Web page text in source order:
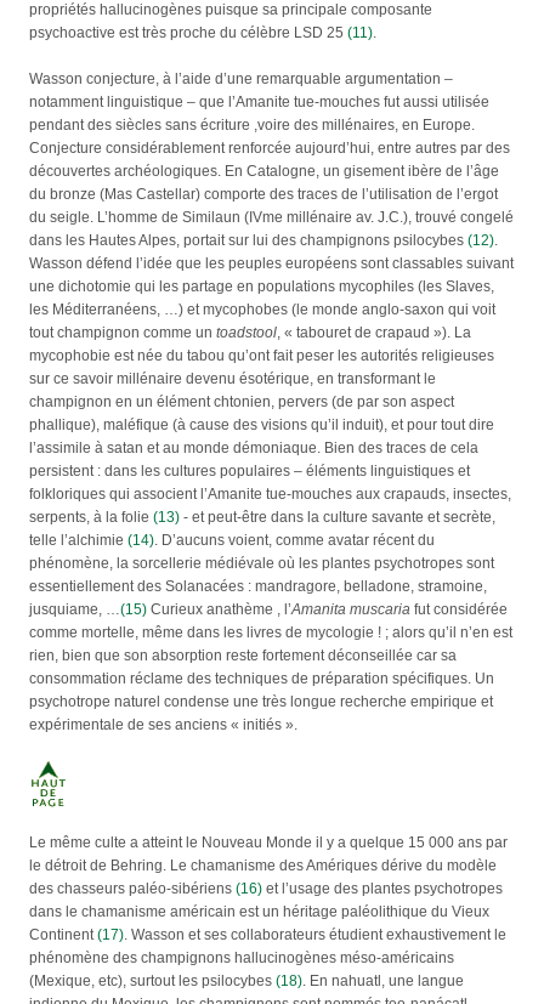
propriétés hallucinogènes puisque sa principale composante
psychoactive est très proche du célèbre LSD 25 (11).
Wasson conjecture, à l’aide d’une remarquable argumentation –
notamment linguistique – que l’Amanite tue-mouches fut aussi utilisée
pendant des siècles sans écriture ,voire des millénaires, en Europe.
Conjecture considérablement renforcée aujourd’hui, entre autres par des
découvertes archéologiques. En Catalogne, un gisement ibère de l’âge
du bronze (Mas Castellar) comporte des traces de l’utilisation de l’ergot
du seigle. L’homme de Similaun (IVme millénaire av. J.C.), trouvé congelé
dans les Hautes Alpes, portait sur lui des champignons psilocybes (12).
Wasson défend l’idée que les peuples européens sont classables suivant
une dichotomie qui les partage en populations mycophiles (les Slaves,
les Méditerranéens, …) et mycophobes (le monde anglo-saxon qui voit
tout champignon comme un toadstool, « tabouret de crapaud »). La
mycophobie est née du tabou qu’ont fait peser les autorités religieuses
sur ce savoir millénaire devenu ésotérique, en transformant le
champignon en un élément chtonien, pervers (de par son aspect
phallique), maléfique (à cause des visions qu’il induit), et pour tout dire
l’assimile à satan et au monde démoniaque. Bien des traces de cela
persistent : dans les cultures populaires – éléments linguistiques et
folkloriques qui associent l’Amanite tue-mouches aux crapauds, insectes,
serpents, à la folie (13) - et peut-être dans la culture savante et secrète,
telle l’alchimie (14). D’aucuns voient, comme avatar récent du
phénomène, la sorcellerie médiévale où les plantes psychotropes sont
essentiellement des Solanacées : mandragore, belladone, stramoine,
jusquiame, …(15) Curieux anathème , l’Amanita muscaria fut considérée
comme mortelle, même dans les livres de mycologie ! ; alors qu’il n’en est
rien, bien que son absorption reste fortement déconseillée car sa
consommation réclame des techniques de préparation spécifiques. Un
psychotrope naturel condense une très longue recherche empirique et
expérimentale de ses anciens « initiés ».
Le même culte a atteint le Nouveau Monde il y a quelque 15 000 ans par
le détroit de Behring. Le chamanisme des Amériques dérive du modèle
des chasseurs paléo-sibériens (16) et l’usage des plantes psychotropes
dans le chamanisme américain est un héritage paléolithique du Vieux
Continent(17). Wasson et ses collaborateurs étudient exhaustivement le
phénomène des champignons hallucinogènes méso-américains
(Mexique, etc), surtout les psilocybes (18). En nahuatl, une langue